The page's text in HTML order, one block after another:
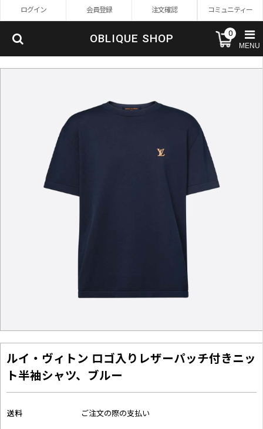
ログイン 会員登録 注文確認 コミュニティー
OBLIQUE SHOP 0
MENU
ルイ・ヴィトン ロゴ入りレザーパッチ付きニッ
ト半袖シャツ、ブルー
送料 ご注文の際の支払い